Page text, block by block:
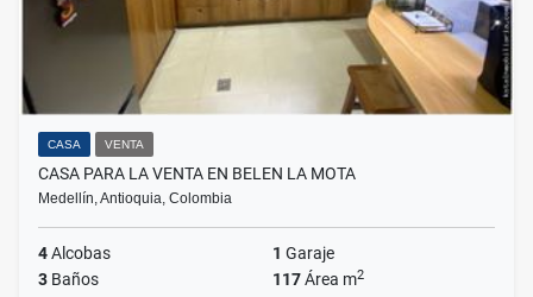
CASA VENTA
CASA PARA LA VENTA EN BELEN LA MOTA
Medellín, Antioquia, Colombia
4Alcobas 1 Garaje
3 Baños 117Área m2